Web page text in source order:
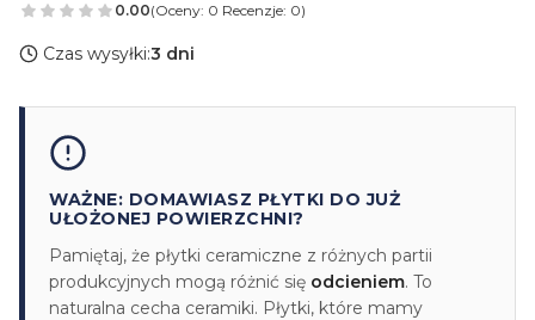
0.00(Oceny: 0 Recenzje: 0)
Czas wysyłki:3 dni
WAŻNE: DOMAWIASZ PŁYTKI DO JUŻ
UŁOŻONEJ POWIERZCHNI?
Pamiętaj, że płytki ceramiczne z różnych partii
produkcyjnych mogą różnić się odcieniem. To
naturalna cecha ceramiki. Płytki, które mamy